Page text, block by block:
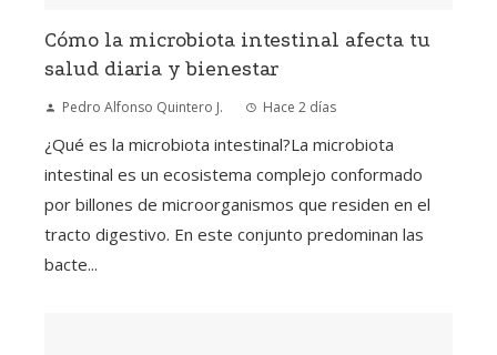
Cómo la microbiota intestinal afecta tu
salud diaria y bienestar
Pedro Alfonso Quintero J. Hace 2 días
¿Qué es la microbiota intestinal?La microbiota
intestinal es un ecosistema complejo conformado
por billones de microorganismos que residen en el
tracto digestivo. En este conjunto predominan las
bacte...